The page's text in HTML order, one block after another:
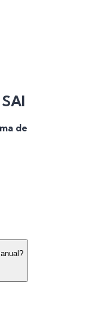
SAI
de